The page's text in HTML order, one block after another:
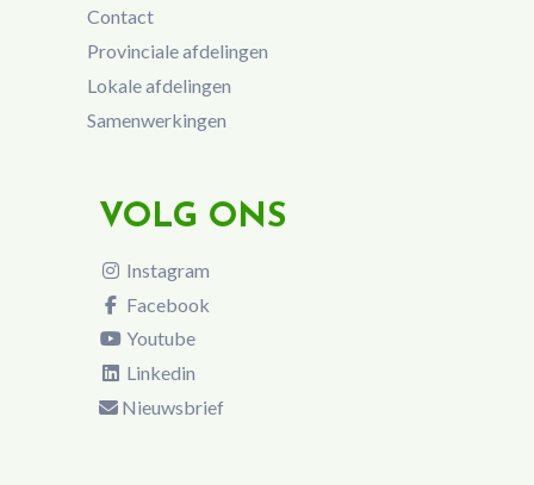
Contact
Provinciale afdelingen
Lokale afdelingen
Samenwerkingen
VOLG ONS
Instagram
Facebook
Youtube
Linkedin
Nieuwsbrief